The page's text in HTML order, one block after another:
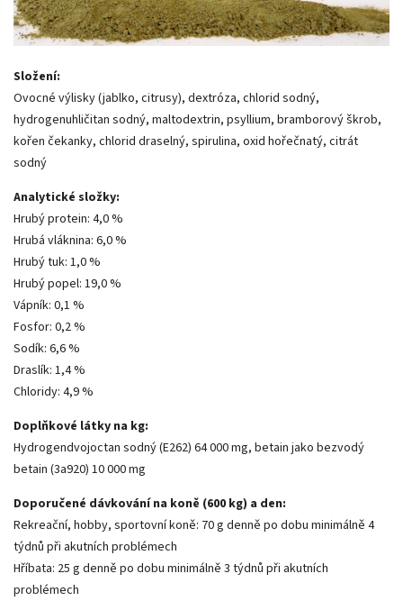
Složení:
Ovocné výlisky (jablko, citrusy), dextróza, chlorid sodný,
hydrogenuhličitan sodný, maltodextrin, psyllium, bramborový škrob,
kořen čekanky, chlorid draselný, spirulina, oxid hořečnatý, citrát
sodný
Analytické složky:
Hrubý protein: 4,0 %
Hrubá vláknina: 6,0 %
Hrubý tuk: 1,0 %
Hrubýpopel: 19,0 %
Vápník: 0,1 %
Fosfor: 0,2 %
Sodík: 6,6 %
Draslík: 1,4 %
Chloridy: 4,9 %
Doplňkové látky na kg:
Hydrogendvojoctan sodný(E262) 64 000 mg, betain jako bezvodý
betain (3a920) 10 000 mg
Doporučené dávkování na koně (600 kg) a den:
Rekreační, hobby, sportovní koně: 70 g denně po dobu minimálně 4
týdnů při akutních problémech
Hříbata: 25 g denně po dobu minimálně 3 týdnů při akutních
problémech